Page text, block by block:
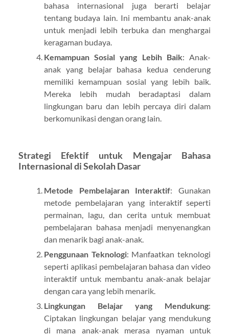
bahasa internasional juga berarti belajar
tentang budaya lain. Ini membantu anak-anak
untuk menjadi lebih terbuka dan menghargai
keragaman budaya.
Kemampuan Sosial yang Lebih Baik: Anak-
anak yang belajar bahasa kedua cenderung
memiliki kemampuan sosial yang lebih baik.
Mereka lebih mudah beradaptasi dalam
lingkungan baru dan lebih percaya diri dalam
berkomunikasi dengan orang lain.
Strategi Efektif untuk Mengajar Bahasa
Internasional di Sekolah Dasar
Metode Pembelajaran Interaktif: Gunakan
metode pembelajaran yang interaktif seperti
permainan, lagu, dan cerita untuk membuat
pembelajaran bahasa menjadi menyenangkan
dan menarik bagi anak-anak.
Penggunaan Teknologi: Manfaatkan teknologi
seperti aplikasi pembelajaran bahasa dan video
interaktif untuk membantu anak-anak belajar
dengan cara yang lebih menarik.
Lingkungan Belajar yang Mendukung:
Ciptakan lingkungan belajar yang mendukung
di mana anak-anak merasa nyaman untuk